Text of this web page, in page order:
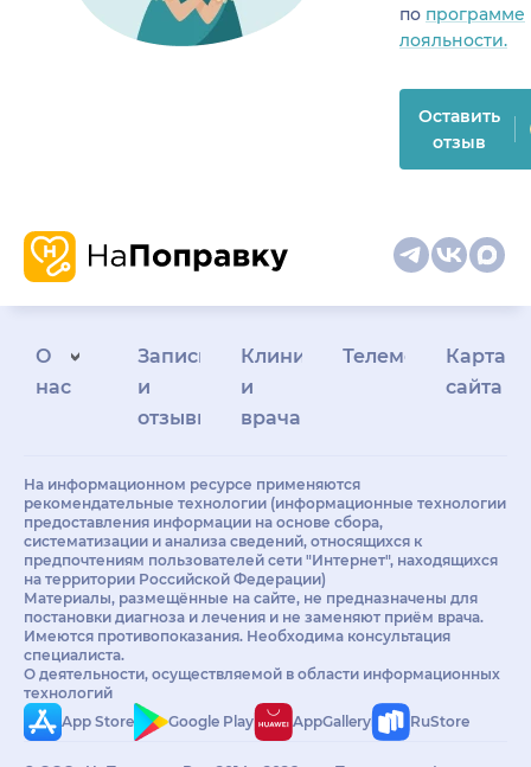
по программе
лояльности.
Оставить
отзыв
О
нас
Запись
и
отзывы
Клиникам
и
врачам
Телемедицина
Карта
сайта
На информационном ресурсе применяются
рекомендательные технологии (информационные технологии
предоставления информации на основе сбора,
систематизации и анализа сведений, относящихся к
предпочтениям пользователей сети "Интернет", находящихся
на территории Российской Федерации)
Материалы, размещённые на сайте, не предназначены для
постановки диагноза и лечения и не заменяют приём врача.
Имеются противопоказания. Необходима консультация
специалиста.
О деятельности, осуществляемой в области информационных
технологий
App Store
Google Play AppGallery RuStore